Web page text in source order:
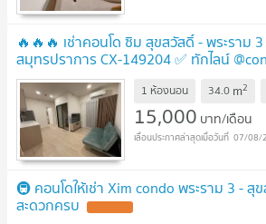
🔥🔥🔥 เช่าคอนโด ซิม สุขสวัสดิ์ - พระราม
สมุทรปราการ CX-149204 ✅ ทักไลน์
ทันที ทีมงานมืออาชีพ ✅ 🔥🔥🔥
1 ห้องนอน 34.0 m2
15,000 บาท/เดือน
07/08/
🚇 คอนโดให้เช่า Xim condo พระราม 3 -
สะดวกครบ